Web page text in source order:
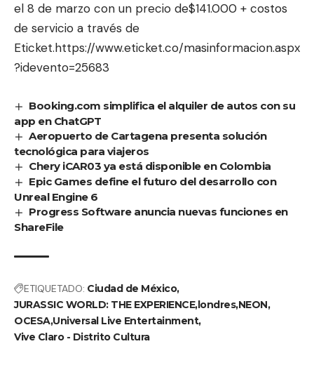
el 8 de marzo con un precio de$141.000 + costos
de servicio a través de
Eticket.https://www.eticket.co/masinformacion.aspx
?idevento=25683
Booking.com simplifica el alquiler de autos con su
app en ChatGPT
Aeropuerto de Cartagena presenta solución
tecnológica para viajeros
Chery iCAR03 ya está disponible en Colombia
Epic Games define el futuro del desarrollo con
Unreal Engine 6
Progress Software anuncia nuevas funciones en
ShareFile
ETIQUETADO: Ciudad de México
JURASSIC WORLD: THE EXPERIENCElondresNEON
OCESAUniversal Live Entertainment
Vive Claro - Distrito Cultura